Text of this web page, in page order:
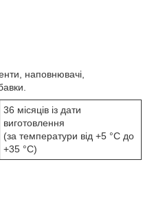
наповнювачі,
36 місяців із дати
виготовлення
(за температури від +5 °С до
+35 °С)